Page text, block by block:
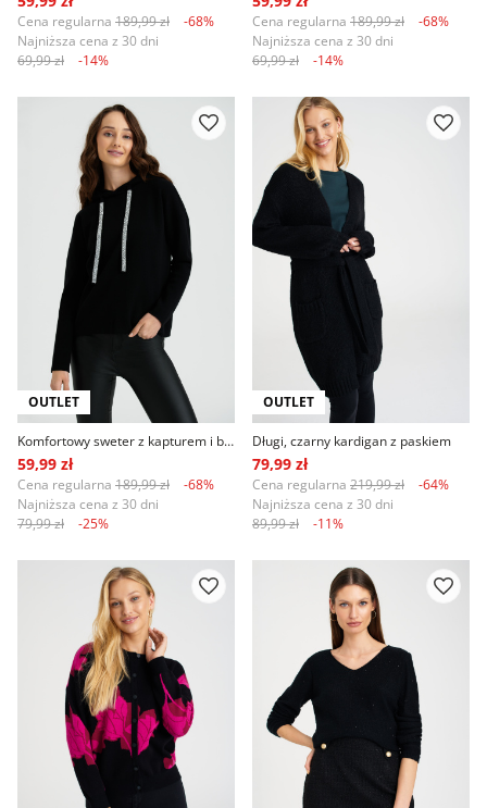
Cena regularna 189,99 zł
-68%
Najniższa cena z 30 dni
69,99 zł
-14%
Cena regularna 189,99 zł
-68%
Najniższa cena z 30 dni
69,99 zł
-14%
OUTLET
Komfortowy sweter z kapturem i błyszczącymi troczkami, czarny
59,99 zł
Cena regularna 189,99 zł
-68%
Najniższa cena z 30 dni
79,99 zł
-25%
OUTLET
Długi, czarny kardigan z paskiem
79,99 zł
Cena regularna 219,99 zł
-64%
Najniższa cena z 30 dni
89,99 zł
-11%